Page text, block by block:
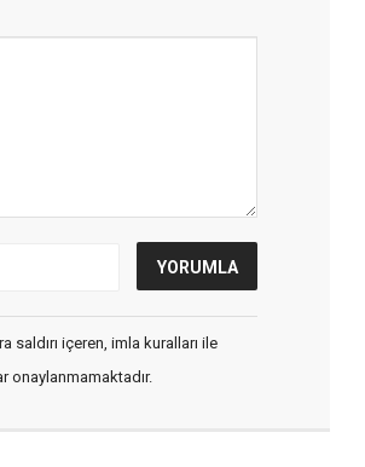
içeren, imla kuralları ile
onaylanmamaktadır.